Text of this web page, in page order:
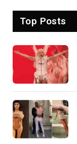
Top Posts